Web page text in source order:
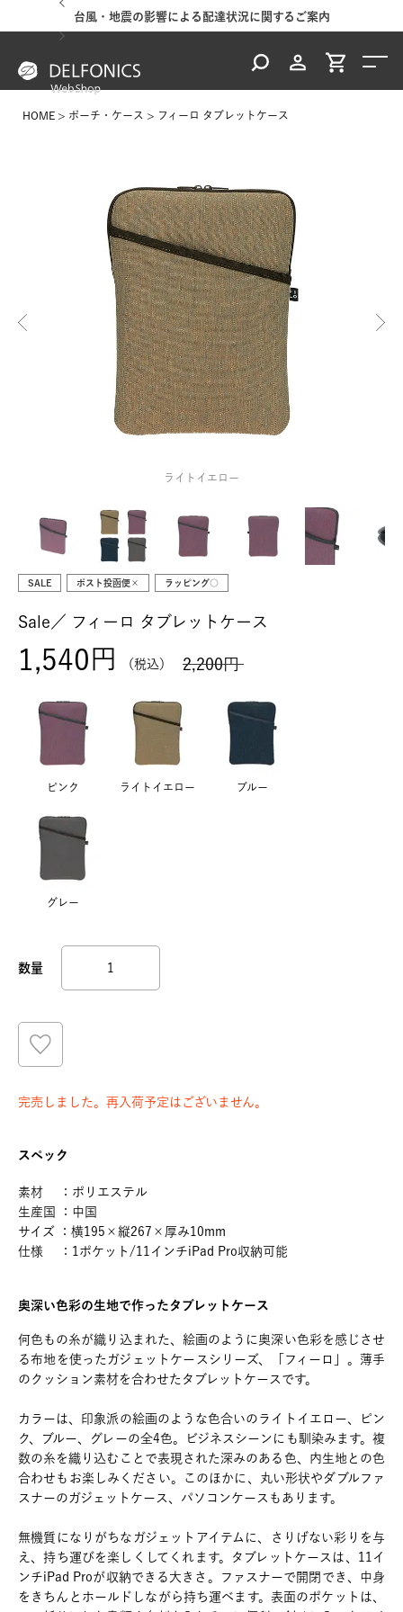
台風・地震の影響による配達状況に関するご案内
HOME ポーチ・ケース フィーロ タブレットケース
ライトイエロー
SALE ポスト投函便× ラッピング○
Sale／ フィーロ タブレットケース
2,200
1,540 税込
ピンク ライトイエロー ブルー
グレー
完売しました。再入荷予定はございません。
スペック
素材 ：ポリエステル
生産国 ：中国
サイズ ：横195×縦267×厚み10mm
仕様 ：1ポケット/11インチiPad Pro収納可能
奥深い色彩の生地で作ったタブレットケース
何色もの糸が織り込まれた、絵画のように奥深い色彩を感じさせ
る布地を使ったガジェットケースシリーズ、「フィーロ」。薄手
のクッション素材を合わせたタブレットケースです。
カラーは、印象派の絵画のような色合いのライトイエロー、ピン
ク、ブルー、グレーの全4色。ビジネスシーンにも馴染みます。複
数の糸を織り込むことで表現された深みのある色、内生地との色
合わせもお楽しみください。このほかに、丸い形状やダブルファ
スナーのガジェットケース、パソコンケースもあります。
無機質になりがちなガジェットアイテムに、さりげない彩りを与
え、持ち運びを楽しくしてくれます。タブレットケースは、11イ
ンチiPad Proが収納できる大きさ。ファスナーで開閉でき、中身
をきちんとホールドしながら持ち運べます。表面のポケットは、